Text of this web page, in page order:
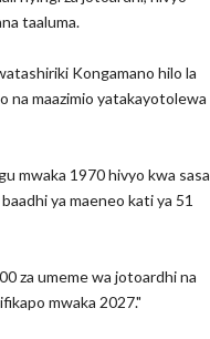
taaluma.
Kongamano hilo la
na maazimio yatakayotolewa
mwaka 1970 hivyo kwa sasa
ya maeneo kati ya 51
za umeme wa jotoardhi na
mwaka 2027."